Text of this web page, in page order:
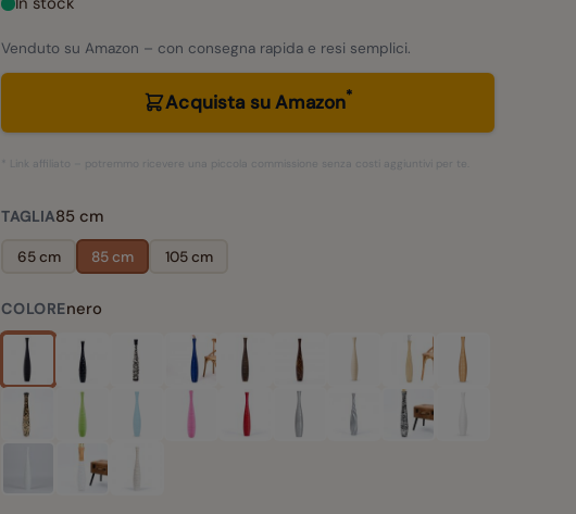
Venduto su Amazon – con consegna rapida e resi semplici.
Acquista su Amazon*
* Link affiliato – potremmo ricevere una piccola commissione senza costi aggiuntivi per te.
TAGLIA85 cm
65 cm 85 cm 105 cm
COLOREnero